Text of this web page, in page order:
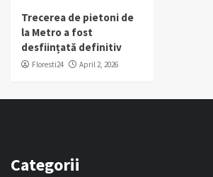
Trecerea de pietoni de
la Metro a fost
desființată definitiv
Floresti24 April 2, 2026
Categorii